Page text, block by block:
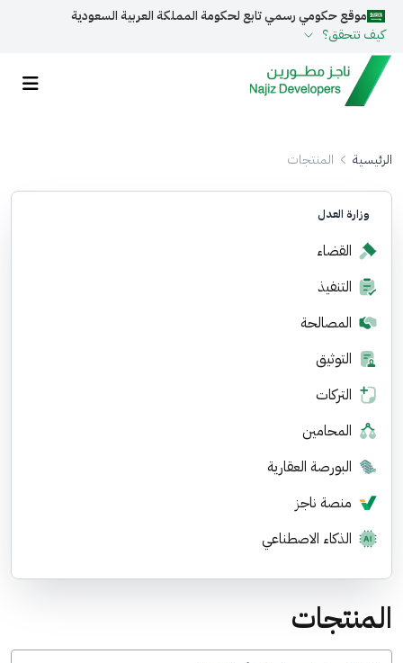
موقع حكومي رسمي تابع لحكومة المملكة العربية السعودية
كيف تتحقق؟
روابط المواقع الالكترونية الرسمية السعودية تنتهي بـ
gov.sa
المملكة العربية السعودية تنتهي بـ .gov.sa
تحقق من أن الموقع يستخدم بروتوكول HTTPS
مسجل لدى هيئة الحكومة الرقمية
برقم :
الرئيسية المنتجات
وزارة العدل
القضاء
التنفيذ
المصالحة
التوثيق
التركات
المحامين
البورصة العقارية
منصة ناجز
الذكاء الاصطناعي
المنتجات